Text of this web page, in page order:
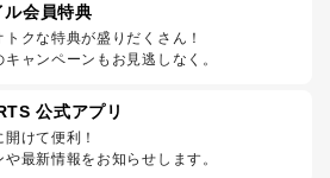
ル会員特典
トクな特典が盛りだくさん！
ャンペーンもお見逃しなく。
公式アプリ
けて便利！
最新情報をお知らせします。